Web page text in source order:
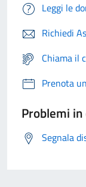
Leggi le
Richiedi
Chiama il
Prenota
Problemi
Segnala